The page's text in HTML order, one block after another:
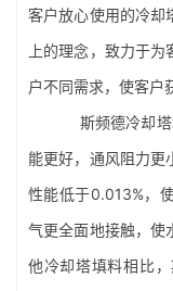
客户放心使用的冷却
上的理念，致力于
户不同需求，使客户
斯频德冷却塔
能更好，通风阻力更
性能低于0.013%，
气更全面地接触，使
他冷却塔填料相比